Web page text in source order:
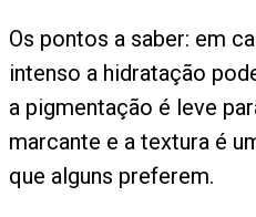
Os pontos a saber: em
intenso a hidratação
a pigmentação é leve
marcante e a textura é
que alguns preferem.